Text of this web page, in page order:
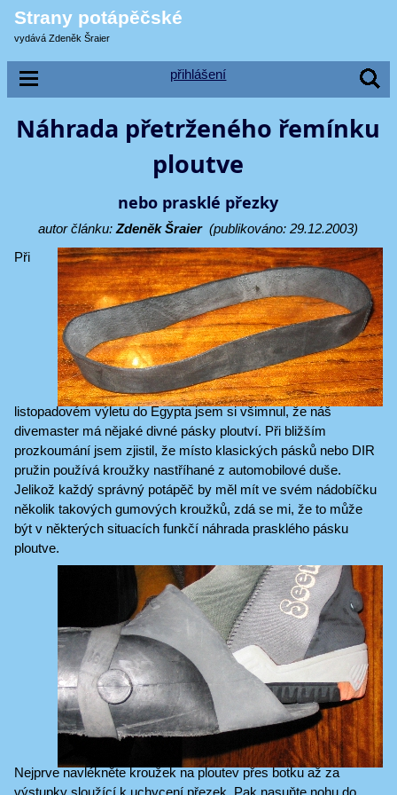
Strany potápěčské
vydává Zdeněk Šraier
přihlášení
Náhrada přetrženého řemínku
ploutve
nebo prasklé přezky
autor článku:Zdeněk Šraier(publikováno: 29.12.2003)
Při
listopadovém výletu do Egypta jsem si všimnul, že náš
divemaster má nějaké divné pásky ploutví. Při bližším
prozkoumání jsem zjistil, že místo klasických pásků nebo DIR
pružin používá kroužky nastříhané z automobilové duše.
Jelikož každý správný potápěč by měl mít ve svém nádobíčku
několik takových gumových kroužků, zdá se mi, že to může
být v některých situacích funkčí náhrada prasklého pásku
ploutve.
Nejprve navlékněte kroužek na ploutev přes botku až za
výstupky sloužící k uchycení přezek. Pak nasuňte nohu do